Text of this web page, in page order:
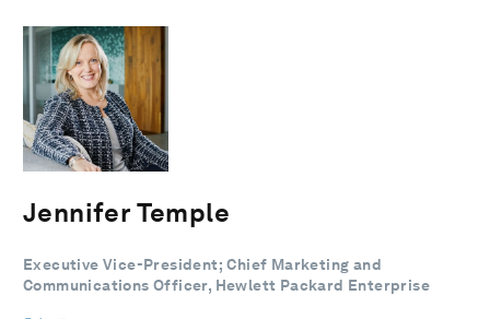
Jennifer Temple
Executive Vice-President; Chief Marketing and
Communications Officer, Hewlett Packard Enterprise